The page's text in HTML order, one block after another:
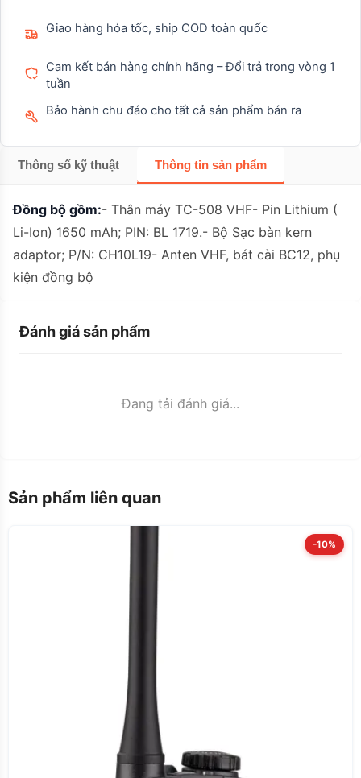
Giao hàng hỏa tốc, ship COD toàn quốc
Cam kết bán hàng chính hãng – Đổi trả trong vòng 1
tuần
Bảo hành chu đáo cho tất cả sản phẩm bán ra
Thông số kỹ thuật Thông tin sản phẩm
Đồng bộ gồm:- Thân máy TC-508 VHF- Pin Lithium (
Li-Ion) 1650 mAh; PIN: BL 1719.- Bộ Sạc bàn kern
adaptor; P/N: CH10L19- Anten VHF, bát cài BC12, phụ
kiện đồng bộ
Đánh giá sản phẩm
Đang tải đánh giá...
Sản phẩm liên quan
-10%